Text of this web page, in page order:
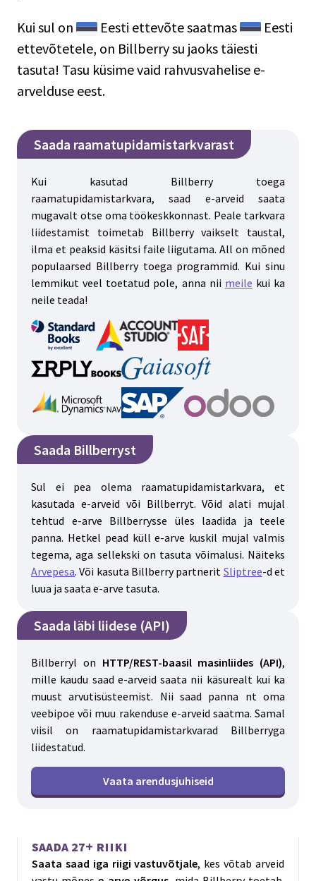
Kui sul on Eesti ettevõte saatmas
Eesti
ettevõtetele, on Billberry su jaoks täiesti
tasuta! Tasu küsime vaid rahvusvahelise e-
arvelduse eest.
Saada raamatupidamistarkvarast
Kui kasutad Billberry toega
raamatupidamistarkvara, saad e-arveid saata
mugavalt otse oma töökeskkonnast. Peale tarkvara
liidestamist toimetab Billberry vaikselt taustal,
ilma et peaksid käsitsi faile liigutama. All on mõned
populaarsed Billberry toega programmid. Kui sinu
lemmikut veel toetatud pole, anna nii meile kui ka
neile teada!
Saada Billberryst
Sul ei pea olema raamatupidamistarkvara, et
kasutada e-arveid või Billberryt. Võid alati mujal
tehtud e-arve Billberrysse üles laadida ja teele
panna. Hetkel pead küll e-arve kuskil mujal valmis
tegema, aga sellekski on tasuta võimalusi. Näiteks
Arvepesa. Või kasuta Billberry partnerit Sliptree-d et
luua ja saata e-arve tasuta.
Saada läbi liidese (API)
Billberryl on HTTP/REST-baasil masinliides (API),
mille kaudu saad e-arveid saata nii käsurealt kui ka
muust arvutisüsteemist. Nii saad panna nt oma
veebipoe või muu rakenduse e-arveid saatma. Samal
viisil on raamatupidamistarkvarad Billberryga
liidestatud.
Vaata arendusjuhiseid
Saada 27+ riiki
Saata saad iga riigi vastuvõtjale, kes võtab arveid